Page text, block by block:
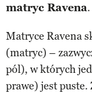
matryc Ravena.
Matryce Ravena
(matryc) –
pól), w których
prawe) jest puste.